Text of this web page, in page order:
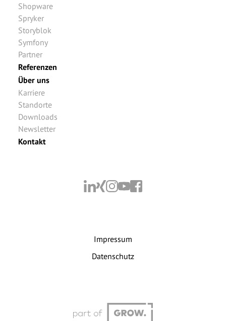
Shopware
Spryker
Storyblok
Symfony
Partner
Referenzen
Über uns
Karriere
Standorte
Downloads
Newsletter
Kontakt
Impressum
Datenschutz